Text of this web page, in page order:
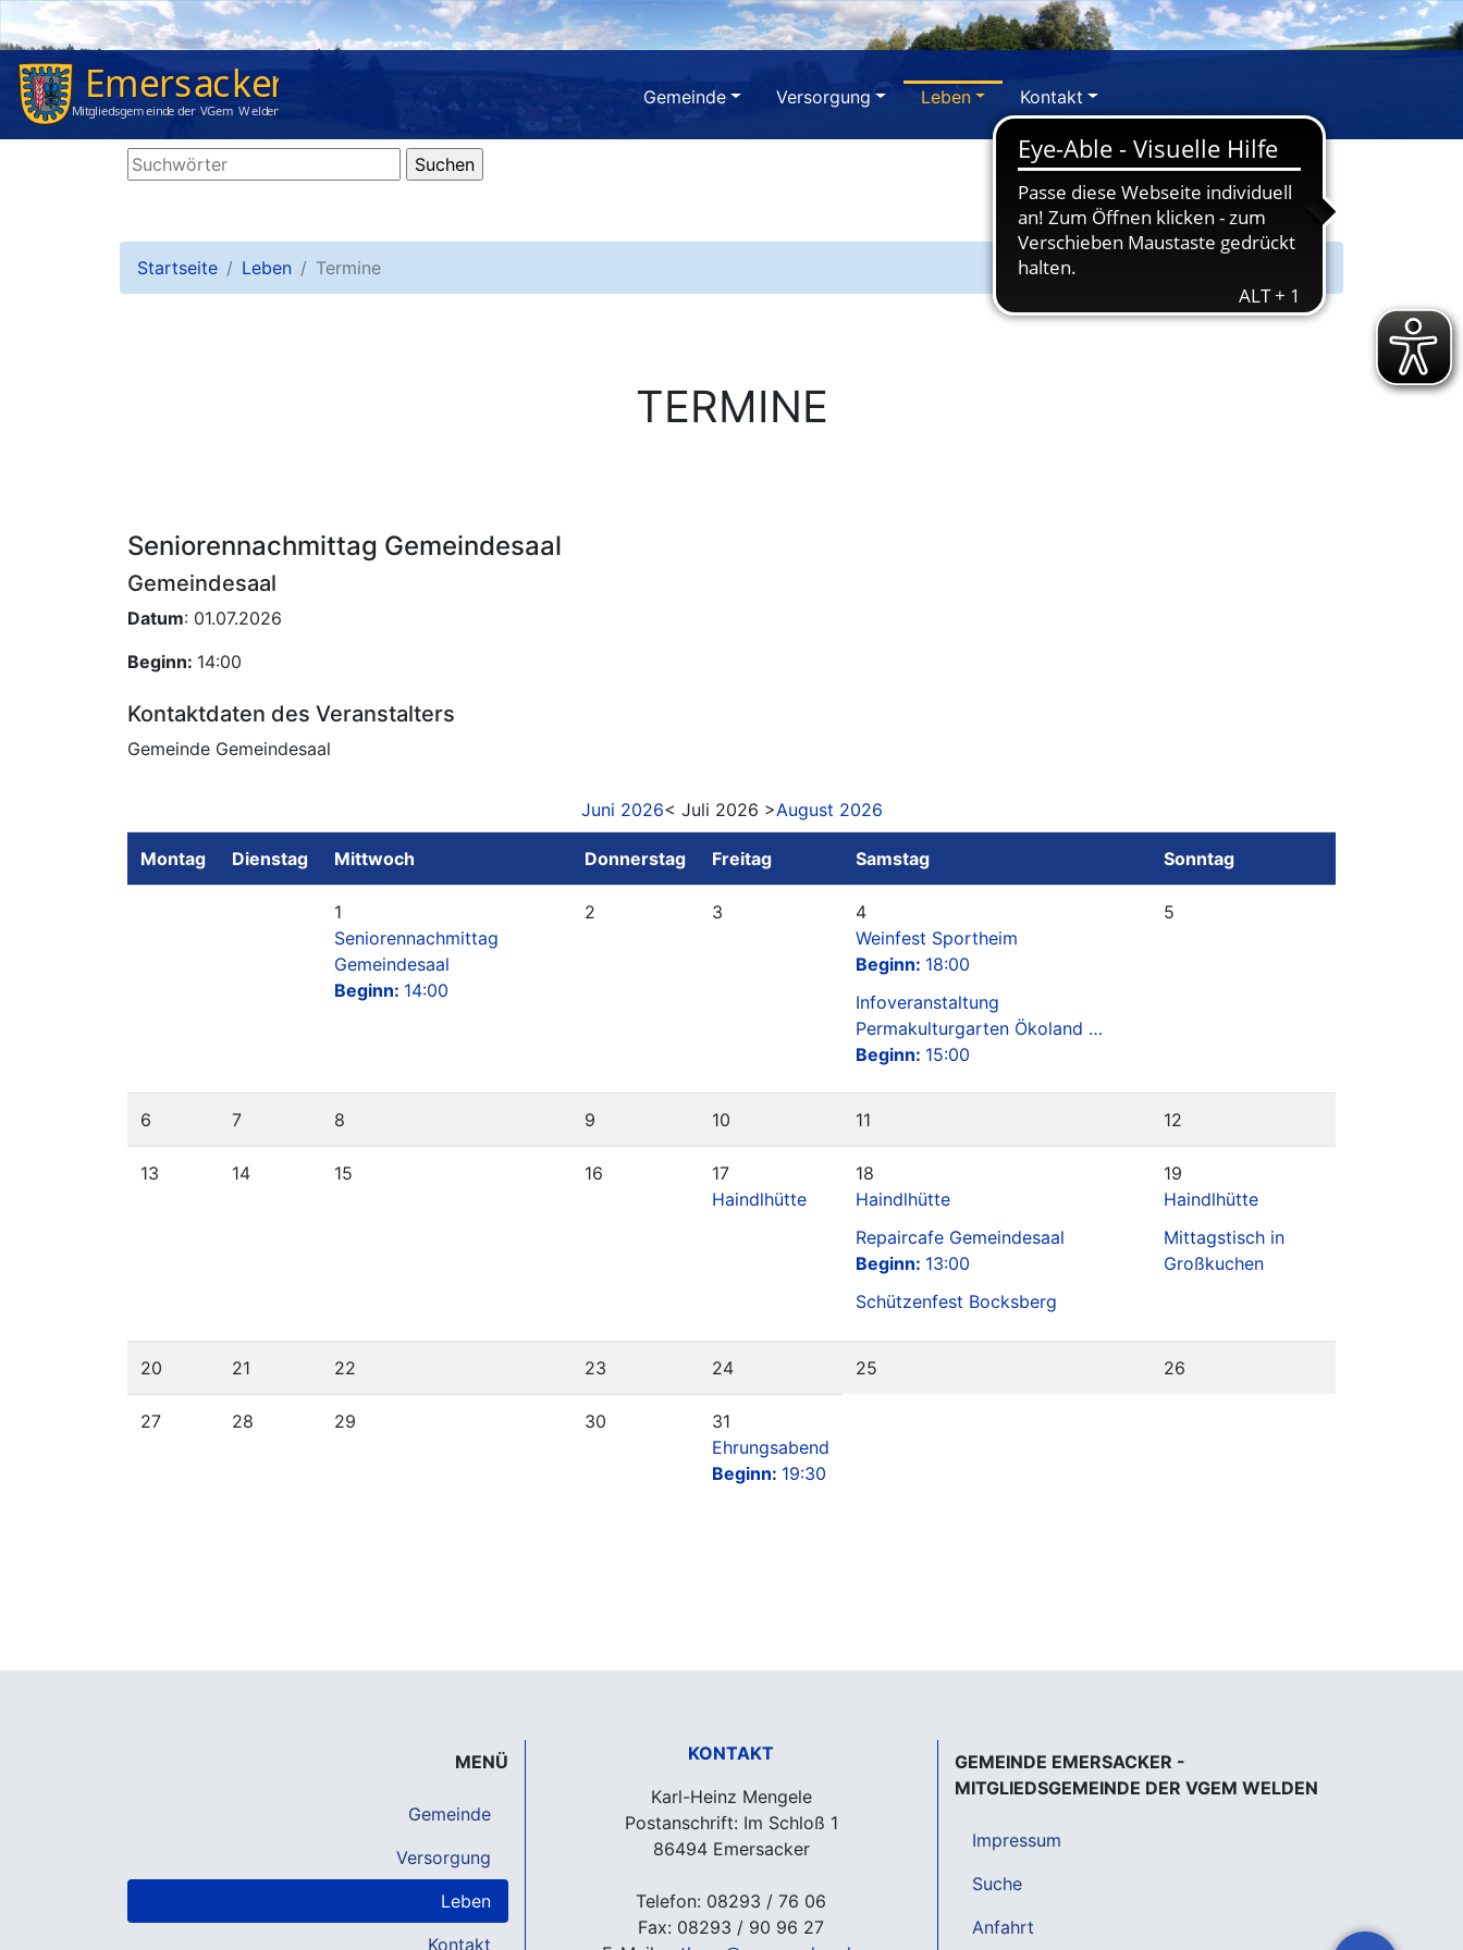
Gemeinde Versorgung Leben Kontakt
Startseite Leben Termine
TERMINE
Seniorennachmittag Gemeindesaal
Gemeindesaal
Datum: 01.07.2026
Beginn: 14:00
Kontaktdaten des Veranstalters
Gemeinde Gemeindesaal
Juni 2026< Juli 2026 >August 2026
Montag Dienstag Mittwoch Donnerstag Freitag Samstag Sonntag
1
Seniorennachmittag
Gemeindesaal
Beginn: 14:00
2 3
4
Weinfest Sportheim
Beginn: 18:00
Infoveranstaltung
Permakulturgarten Ökoland …
Beginn: 15:00
5
6 7 8 9 10 11 12
13 14 15 16
17
Haindlhütte
18
Haindlhütte
Repaircafe Gemeindesaal
Beginn: 13:00
Schützenfest Bocksberg
19
Haindlhütte
Mittagstisch in
Großkuchen
20 21 22 23 24 25 26
27 28 29 30
31
Ehrungsabend
Beginn: 19:30
MENÜ
Gemeinde
Versorgung
Leben
Kontakt
KONTAKT
Karl-Heinz Mengele
Postanschrift: Im Schloß 1
86494 Emersacker
Telefon: 08293 / 76 06
Fax: 08293 / 90 96 27
GEMEINDE EMERSACKER -
MITGLIEDSGEMEINDE DER VGEM WELDEN
Impressum
Suche
Anfahrt